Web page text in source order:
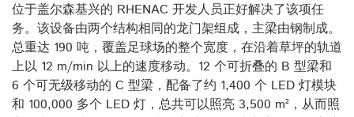
位于盖尔森基兴的 RHENAC 开发人员正好解决了该项任
务。该设备由两个结构相同的龙门架组成，主梁由钢制成。
总重达 190 吨，覆盖足球场的整个宽度，在沿着草坪的轨道
上以 12 m/min 以上的速度移动。12 个可折叠的 B 型梁和
6 个可无级移动的 C 型梁，配备了约 1,400 个 LED 灯模块
和 100,000 多个 LED 灯，总共可以照亮 3,500 m²，从而照